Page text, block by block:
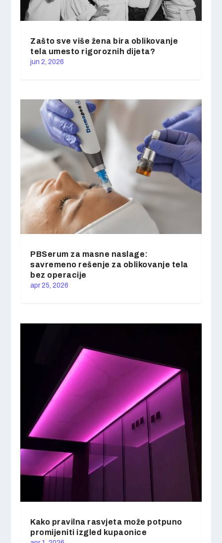
Zašto sve više žena bira oblikovanje
tela umesto rigoroznih dijeta?
jun 2, 2026
PBSerum za masne naslage:
savremeno rešenje za oblikovanje tela
bez operacije
apr 25, 2026
Kako pravilna rasvjeta može potpuno
promijeniti izgled kupaonice